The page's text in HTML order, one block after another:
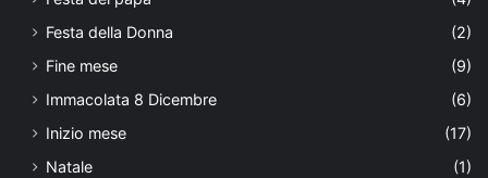
Festa della Donna
(2)
Fine mese
(9)
Immacolata 8 Dicembre
(6)
Inizio mese
(17)
Natale
(1)